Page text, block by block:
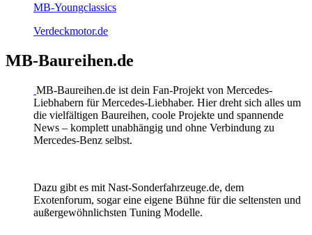
MB-Youngclassics
Verdeckmotor.de
MB-Baureihen.de
MB-Baureihen.de ist dein Fan-Projekt von Mercedes-
Liebhabern für Mercedes-Liebhaber. Hier dreht sich alles um
die vielfältigen Baureihen, coole Projekte und spannende
News – komplett unabhängig und ohne Verbindung zu
Mercedes-Benz selbst.
Dazu gibt es mit Nast-Sonderfahrzeuge.de, dem
Exotenforum, sogar eine eigene Bühne für die seltensten und
außergewöhnlichsten Tuning Modelle.